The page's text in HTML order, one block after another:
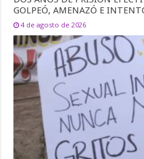
GOLPEÓ, AMENAZÓ E
4 de agosto de 2026